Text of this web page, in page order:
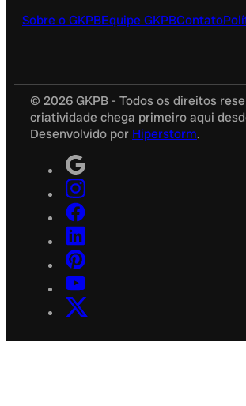
Sobre o GKPBEquipe GKPBContato
© 2026 GKPB - Todos os direitos
criatividade chega primeiro aqui
Desenvolvido por Hiperstorm.